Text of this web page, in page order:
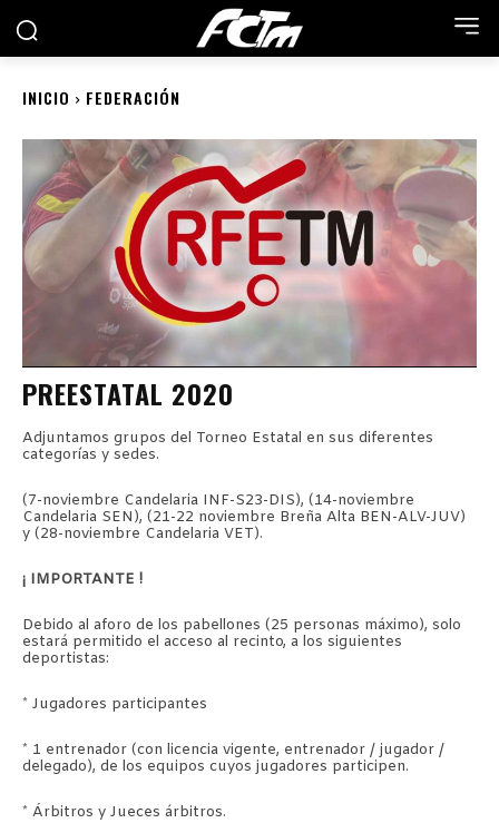
INICIO FEDERACIÓN
PREESTATAL 2020
Adjuntamos grupos del Torneo Estatal en sus diferentes
categorías y sedes.
(7-noviembre Candelaria INF-S23-DIS), (14-noviembre
Candelaria SEN), (21-22 noviembre Breña Alta BEN-ALV-JUV)
y (28-noviembre Candelaria VET).
¡ IMPORTANTE !
Debido al aforo de los pabellones (25 personas máximo), solo
estará permitido el acceso al recinto, a los siguientes
deportistas:
* Jugadores participantes
* 1 entrenador (con licencia vigente, entrenador / jugador /
delegado), de los equipos cuyos jugadores participen.
* Árbitros y Jueces árbitros.